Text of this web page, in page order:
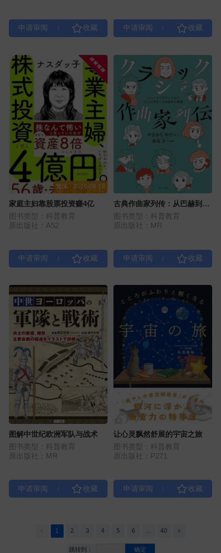
繁体：2026-08-18
家庭主妇靠股票投资赚4亿
图书类型：科普教育
原出版社：A52
古典作曲家列传：从巴赫到拉
威尔12位天才的趣味真容
图书类型：科普教育
原出版社：MR
图解中世纪欧洲军队与战术
图书类型：科普教育
原出版社：MR
让心灵飘然舒展的宇宙之旅
图书类型：科普教育
原出版社：P271
1 2 3 4 5 6 ... 40
跳转到： 确定